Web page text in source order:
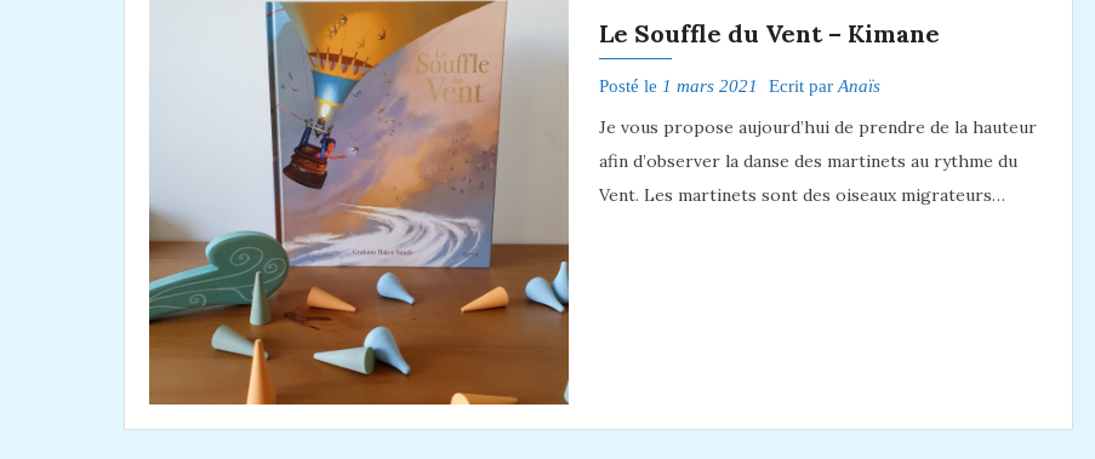
Le Souffle du Vent – Kimane
Posté le 1 mars 2021 Ecrit par Anaïs
Je vous propose aujourd’hui de prendre de la hauteur
afin d’observer la danse des martinets au rythme du
Vent. Les martinets sont des oiseaux migrateurs…